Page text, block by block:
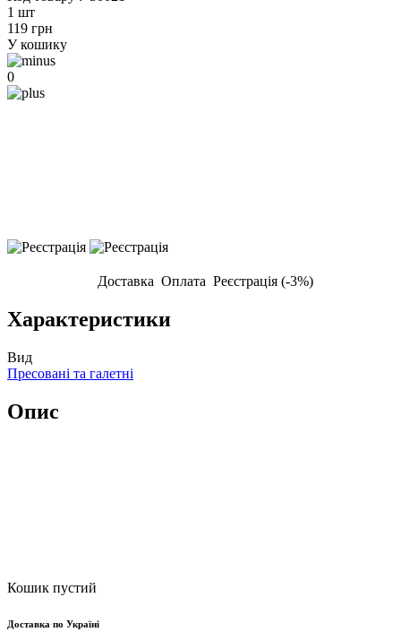
1 шт
119 грн
У кошику
0
Доставка Оплата Реєстрація (-3%)
Характеристики
Вид
Пресовані та галетні
Опис
Кошик пустий
Доставка по Україні